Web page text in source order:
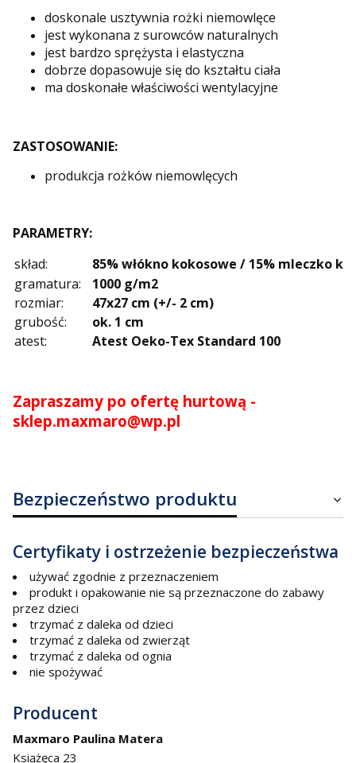
doskonale usztywnia rożki niemowlęce
jest wykonana z surowców naturalnych
jest bardzo sprężysta i elastyczna
dobrze dopasowuje się do kształtu ciała
ma doskonałe właściwości wentylacyjne
ZASTOSOWANIE:
produkcja rożków niemowlęcych
PARAMETRY:
skład:
85% włókno kokosowe / 15% mleczko
gramatura:
1000 g/m2
rozmiar:
47x27 cm (+/- 2 cm)
grubość:
ok. 1 cm
atest:
Atest Oeko-Tex Standard 100
Zapraszamy po ofertę hurtową -
sklep.maxmaro@wp.pl
Bezpieczeństwo produktu
Certyfikaty i ostrzeżenie bezpieczeństwa
używać zgodnie z przeznaczeniem
produkt i opakowanie nie są przeznaczone do zabawy
przez dzieci
trzymać z daleka od dzieci
trzymać z daleka od zwierząt
trzymać z daleka od ognia
nie spożywać
Producent
Maxmaro Paulina Matera
Książęca 23